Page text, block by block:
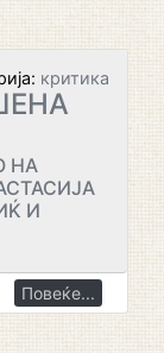
критика
НА
И
Повеќе...